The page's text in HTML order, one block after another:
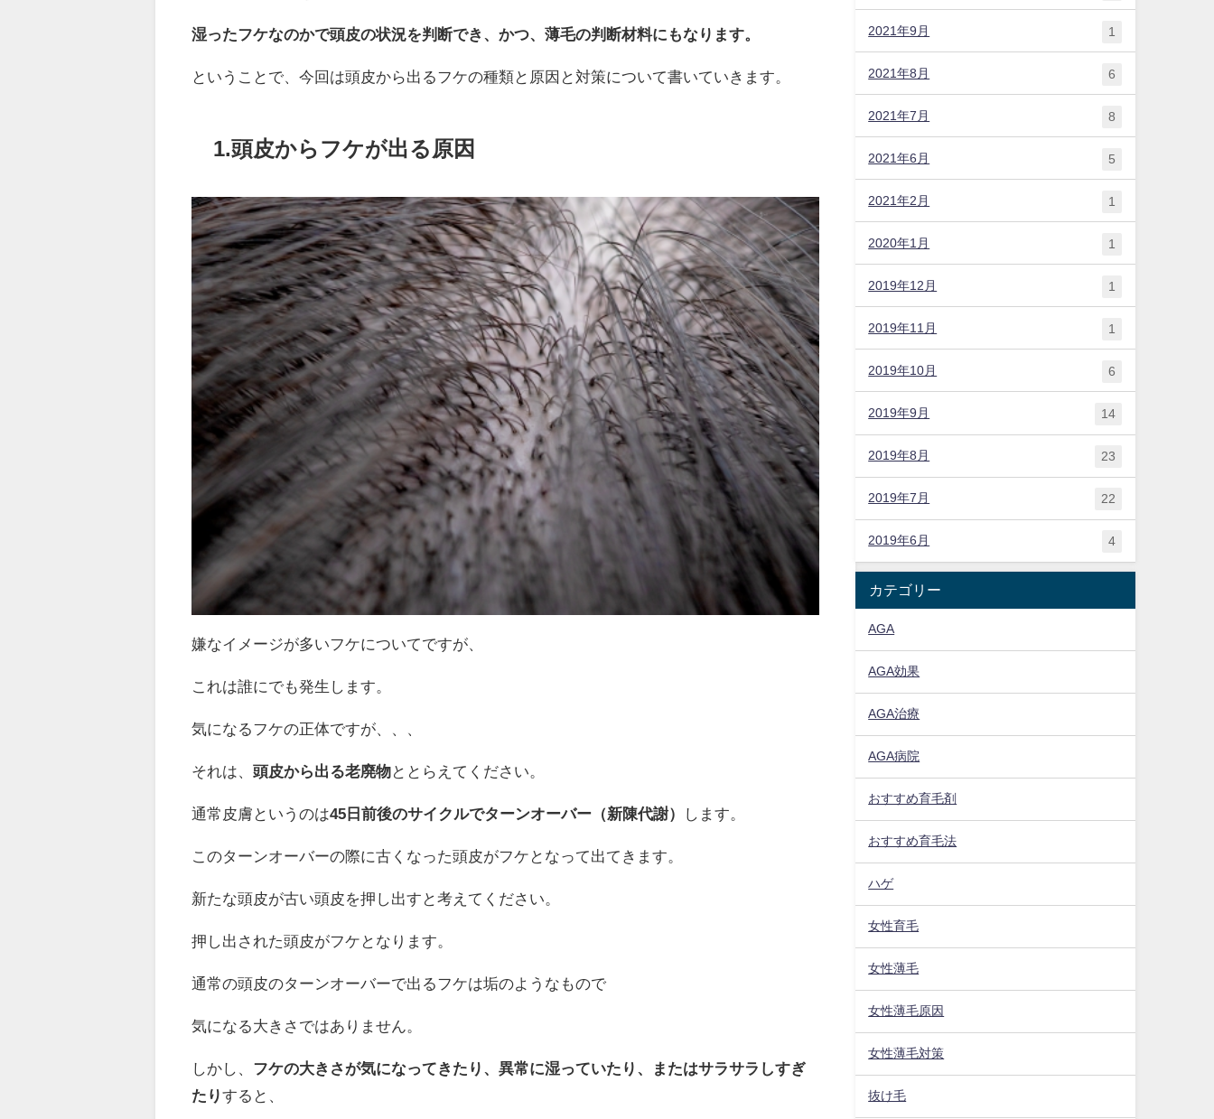
湿ったフケなのかで頭皮の状況を判断でき、かつ、薄毛の判断材料にもなります。
ということで、今回は頭皮から出るフケの種類と原因と対策について書いていきます。
1.頭皮からフケが出る原因
嫌なイメージが多いフケについてですが、
これは誰にでも発生します。
気になるフケの正体ですが、、、
それは、頭皮から出る老廃物ととらえてください。
通常皮膚というのは45日前後のサイクルでターンオーバー（新陳代謝） します。
このターンオーバーの際に古くなった頭皮がフケとなって出てきます。
新たな頭皮が古い頭皮を押し出すと考えてください。
押し出された頭皮がフケとなります。
通常の頭皮のターンオーバーで出るフケは垢のようなもので
気になる大きさではありません。
しかし、 フケの大きさが気になってきたり、異常に湿っていたり、またはサラサラしすぎ
たりすると、
2021年9月 1
2021年8月 6
2021年7月 8
2021年6月 5
2021年2月 1
2020年1月 1
2019年12月 1
2019年11月 1
2019年10月 6
2019年9月 14
2019年8月 23
2019年7月 22
2019年6月 4
カテゴリー
AGA
AGA効果
AGA治療
AGA病院
おすすめ育毛剤
おすすめ育毛法
ハゲ
女性育毛
女性薄毛
女性薄毛原因
女性薄毛対策
抜け毛